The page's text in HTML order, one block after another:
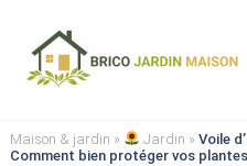
Maison & jardin » Jardin » Voile
Comment bien protéger vos